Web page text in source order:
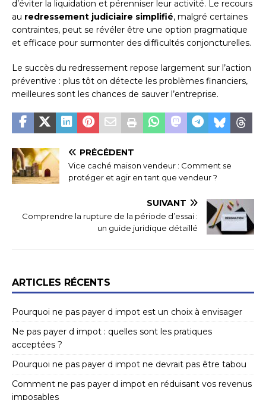
d’éviter la liquidation et pérenniser leur activité. Le recours
au redressement judiciaire simplifié, malgré certaines
contraintes, peut se révéler être une option pragmatique
et efficace pour surmonter des difficultés conjoncturelles.
Le succès du redressement repose largement sur l’action
préventive : plus tôt on détecte les problèmes financiers,
meilleures sont les chances de sauver l’entreprise.
PRÉCÉDENT
Vice caché maison vendeur : Comment se
protéger et agir en tant que vendeur ?
SUIVANT
Comprendre la rupture de la période d’essai :
un guide juridique détaillé
ARTICLES RÉCENTS
Pourquoi ne pas payer d impot est un choix à envisager
Ne pas payer d impot : quelles sont les pratiques
acceptées ?
Pourquoi ne pas payer d impot ne devrait pas être tabou
Comment ne pas payer d impot en réduisant vos revenus
imposables